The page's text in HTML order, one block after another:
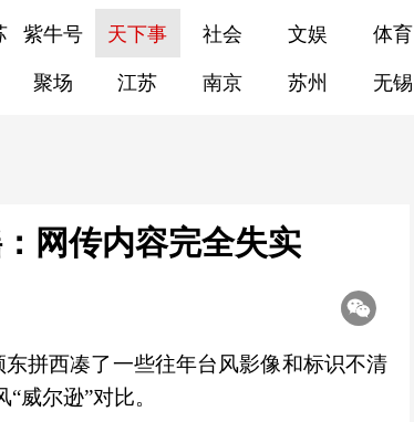
紫牛号 天下事 社会 文娱 体育
聚场 江苏 南京 苏州 无锡
网传内容完全失实
拼西凑了一些往年台风影像和标识不清
威尔逊”对比。